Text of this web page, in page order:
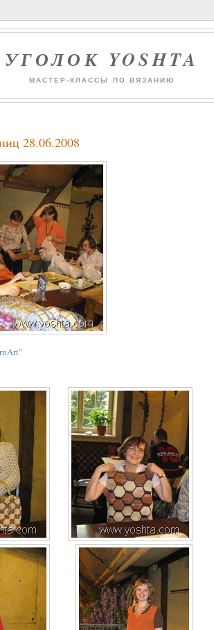
УГОЛОК YOSHTA
МАСТЕР-КЛАССЫ ПО ВЯЗАНИЮ
28.06.2008